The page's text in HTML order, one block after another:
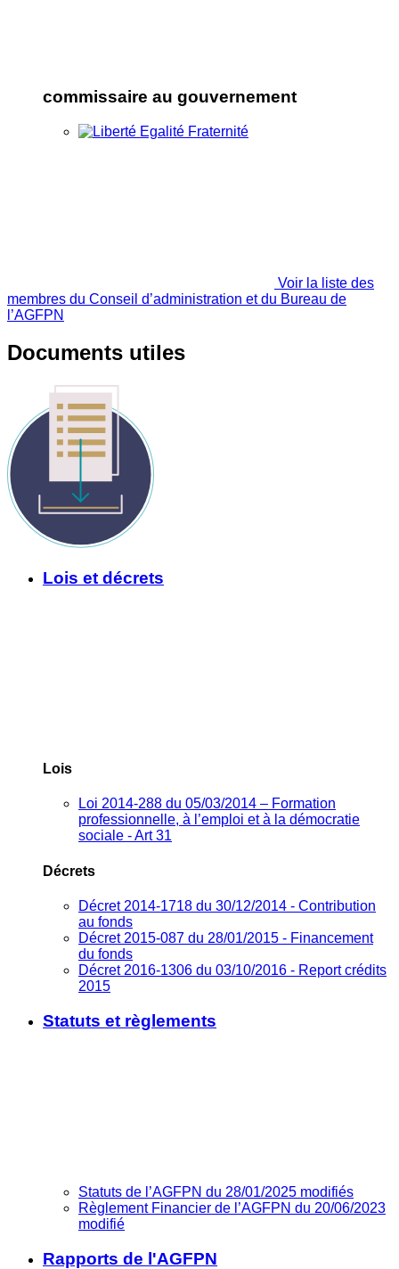
commissaire au gouvernement
Voir la liste des
membres du Conseil d’administration et du Bureau de
l’AGFPN
Documents utiles
Lois et décrets
Lois
Loi 2014-288 du 05/03/2014 – Formation
professionnelle, à l’emploi et à la démocratie
sociale - Art 31
Décrets
Décret 2014-1718 du 30/12/2014 - Contribution
au fonds
Décret 2015-087 du 28/01/2015 - Financement
du fonds
Décret 2016-1306 du 03/10/2016 - Report crédits
2015
Statuts et règlements
Statuts de l’AGFPN du 28/01/2025 modifiés
Règlement Financier de l’AGFPN du 20/06/2023
modifié
Rapports de l'AGFPN